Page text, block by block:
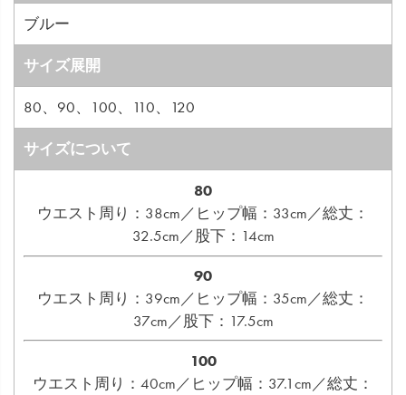
ブルー
サイズ展開
80、90、100、110、120
サイズについて
80
ウエスト周り：38cm／ヒップ幅：33cm／総丈：
32.5cm／股下：14cm
90
ウエスト周り：39cm／ヒップ幅：35cm／総丈：
37cm／股下：17.5cm
100
ウエスト周り：40cm／ヒップ幅：37.1cm／総丈：